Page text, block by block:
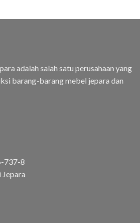
adalah salah satu perusahaan yang
barang-barang mebel jepara dan
737-8